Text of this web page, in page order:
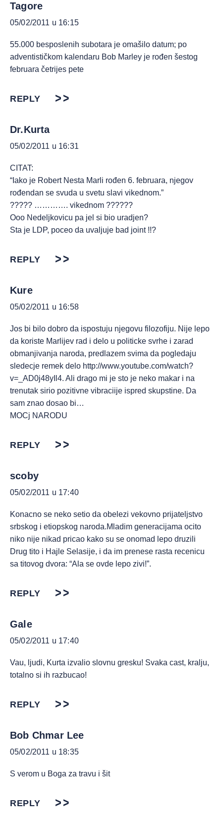
Tagore
05/02/2011 u 16:15
55.000 besposlenih subotara je omašilo datum; po
adventističkom kalendaru Bob Marley je rođen šestog
februara četrijes pete
REPLY
Dr.Kurta
05/02/2011 u 16:31
CITAT:
“Iako je Robert Nesta Marli rođen 6. februara, njegov
rođendan se svuda u svetu slavi vikednom.”
????? …………. vikednom ??????
Ooo Nedeljkovicu pa jel si bio uradjen?
Sta je LDP, poceo da uvaljuje bad joint !!?
REPLY
Kure
05/02/2011 u 16:58
Jos bi bilo dobro da ispostuju njegovu filozofiju. Nije lepo
da koriste Marlijev rad i delo u politicke svrhe i zarad
obmanjivanja naroda, predlazem svima da pogledaju
sledecje remek delo http://www.youtube.com/watch?
v=_AD0j48yIl4. Ali drago mi je sto je neko makar i na
trenutak sirio pozitivne vibraciije ispred skupstine. Da
sam znao dosao bi…
MOCj NARODU
REPLY
scoby
05/02/2011 u 17:40
Konacno se neko setio da obelezi vekovno prijateljstvo
srbskog i etiopskog naroda.Mladim generacijama ocito
niko nije nikad pricao kako su se onomad lepo druzili
Drug tito i Hajle Selasije, i da im prenese rasta recenicu
sa titovog dvora: “Ala se ovde lepo zivi!”.
REPLY
Gale
05/02/2011 u 17:40
Vau, ljudi, Kurta izvalio slovnu gresku! Svaka cast, kralju,
totalno si ih razbucao!
REPLY
Bob Chmar Lee
05/02/2011 u 18:35
S verom u Boga za travu i šit
REPLY